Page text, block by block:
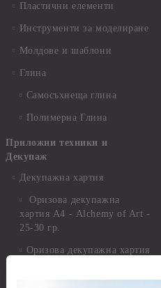
Пластични елементи
Инструменти за моделиране
Молдове и шаблони
Глина
Самосъхнеща глина
Полимерна Глина
Приложни техники и
Декупаж
Декупажна хартия
Оризова декупажна
хартия А4 - Alchemy of Art -
25-30 гр.
Оризова декупажна хартия